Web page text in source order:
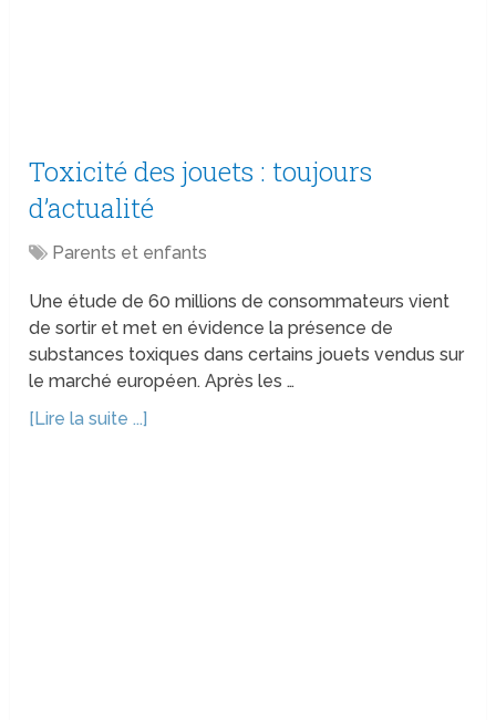
Toxicité des jouets : toujours
d’actualité
Parents et enfants
Une étude de 60 millions de consommateurs vient
de sortir et met en évidence la présence de
substances toxiques dans certains jouets vendus sur
le marché européen. Après les …
[Lire la suite ...]